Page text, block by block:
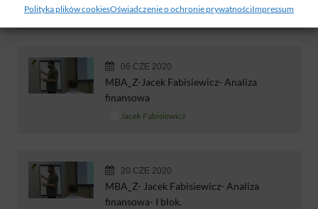
Polityka plików cookiesOświadczenie o ochronie prywatnościImpressum
Jacek Fabisiewicz
06 CZE 2020
MBA_Z-Jacek Fabisiewicz- Analiza
finansowa
Jacek Fabisiewicz
20 CZE 2020
MBA_Z- Jacek Fabisiewicz- Analiza
finansowa- I blok.